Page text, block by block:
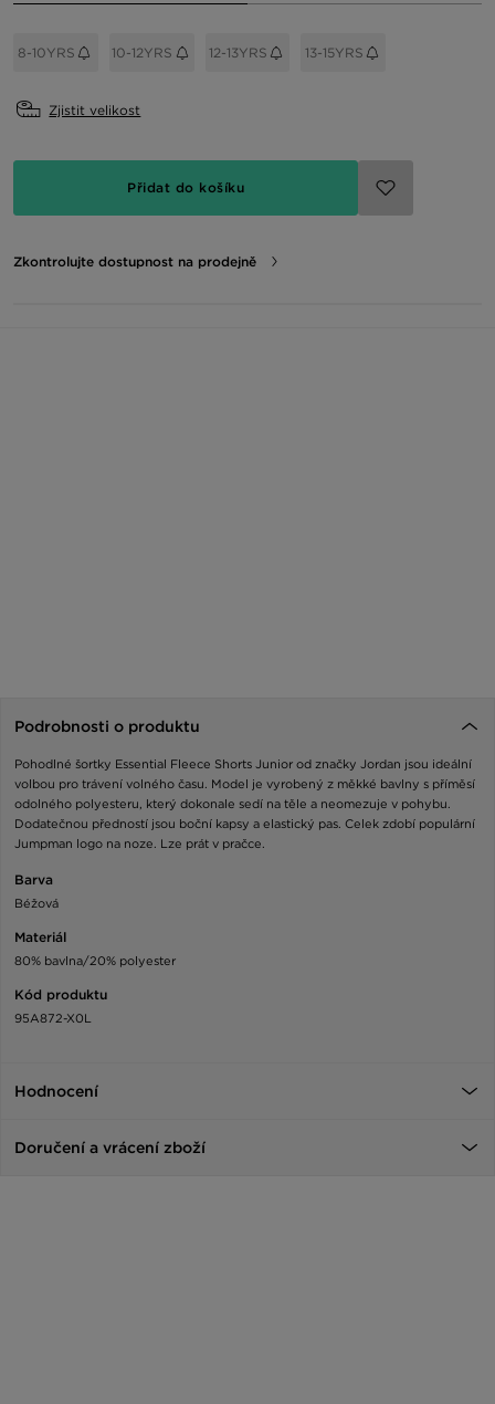
8-10YRS 10-12YRS 12-13YRS 13-15YRS
Zjistit velikost
Přidat do košíku
Zkontrolujte dostupnost na prodejně
Podrobnosti o produktu
Pohodlné šortky Essential Fleece Shorts Junior od značky Jordan jsou ideální
volbou pro trávení volného času. Model je vyrobený z měkké bavlny s příměsí
odolného polyesteru, který dokonale sedí na těle a neomezuje v pohybu.
Dodatečnou předností jsou boční kapsy a elastický pas. Celek zdobí populární
Jumpman logo na noze. Lze prát v pračce.
Barva
Béžová
Materiál
80% bavlna/20% polyester
Kód produktu
95A872-X0L
Hodnocení
Doručení a vrácení zboží